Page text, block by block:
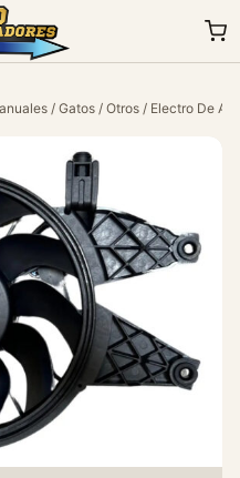
/ Gatos / Otros / Electro De